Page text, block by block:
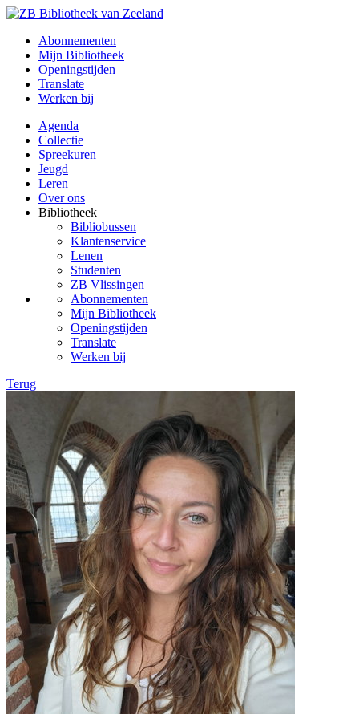
Abonnementen
Mijn Bibliotheek
Openingstijden
Translate
Werken bij
Agenda
Collectie
Spreekuren
Jeugd
Leren
Over ons
Bibliotheek
Bibliobussen
Klantenservice
Lenen
Studenten
ZB Vlissingen
Abonnementen
Mijn Bibliotheek
Openingstijden
Translate
Werken bij
Terug